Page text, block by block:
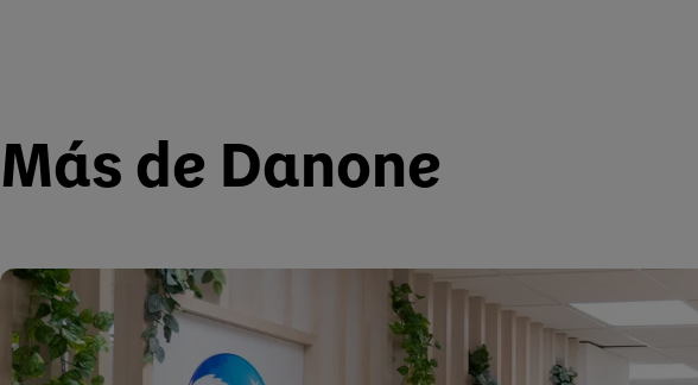
Más de Danone